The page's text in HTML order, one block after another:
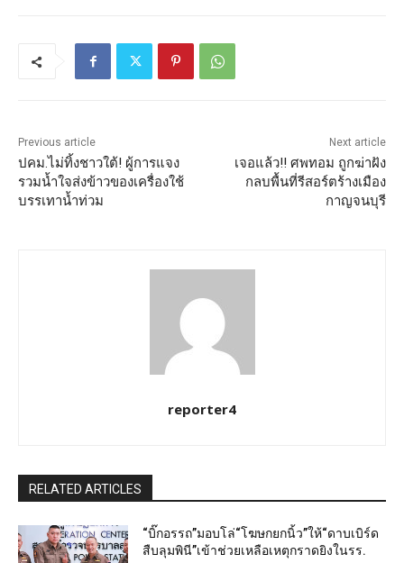
Previous article
ปคม.ไม่ทิ้งชาวใต้! ผู้การแจง
รวมน้ำใจส่งข้าวของเครื่องใช้
บรรเทาน้ำท่วม
Next article
เจอแล้ว!! ศพทอม ถูกฆ่าฝัง
กลบพื้นที่รีสอร์ตร้างเมือง
กาญจนบุรี
reporter4
RELATED ARTICLES
“บิ๊กอรรถ”มอบโล่“โฆษกยกนิ้ว”ให้“ดาบเบิร์ด
สืบลุมพินี”เข้าช่วยเหลือเหตุกราดยิงในรร.